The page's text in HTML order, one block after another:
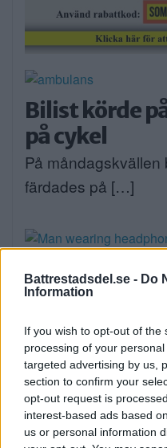
Battrestadsdel.se - Do
Information
If you wish to opt-out of
processing of your
targeted advertising by us,
section to confirm your
opt-out request is
interest-based ads based
us or personal information
Bilist körde
på cykel
På
färdades på […]
den digitala
Stockholm
EXTERN
del av […]